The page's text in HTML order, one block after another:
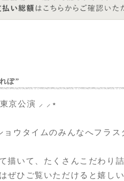
ぽ”
京公演 ⸝‍ ⸝‍⋆
ョウタイムのみんなへフラス
描いて、たくさんこだわり
ぜひご覧いただけると嬉し